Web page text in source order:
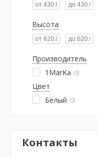
Высота
Производитель
1MarKa 3
Цвет
Белый 3
Контакты